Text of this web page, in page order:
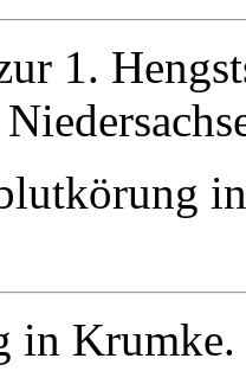
1.
in Krumke.